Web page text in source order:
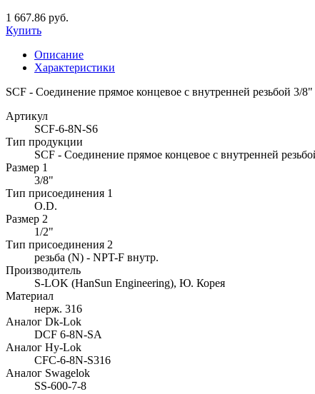
1 667.86 руб.
Купить
Описание
Характеристики
SCF - Соединение прямое концевое с внутренней резьбой 3/
Артикул
SCF-6-8N-S6
Тип продукции
SCF - Соединение прямое концевое с внутренней
Размер 1
3/8"
Тип присоединения 1
O.D.
Размер 2
1/2"
Тип присоединения 2
резьба (N) - NPT-F внутр.
Производитель
S-LOK (HanSun Engineering), Ю. Корея
Материал
нерж. 316
Аналог Dk-Lok
DCF 6-8N-SA
Аналог Hy-Lok
CFC-6-8N-S316
Аналог Swagelok
SS-600-7-8